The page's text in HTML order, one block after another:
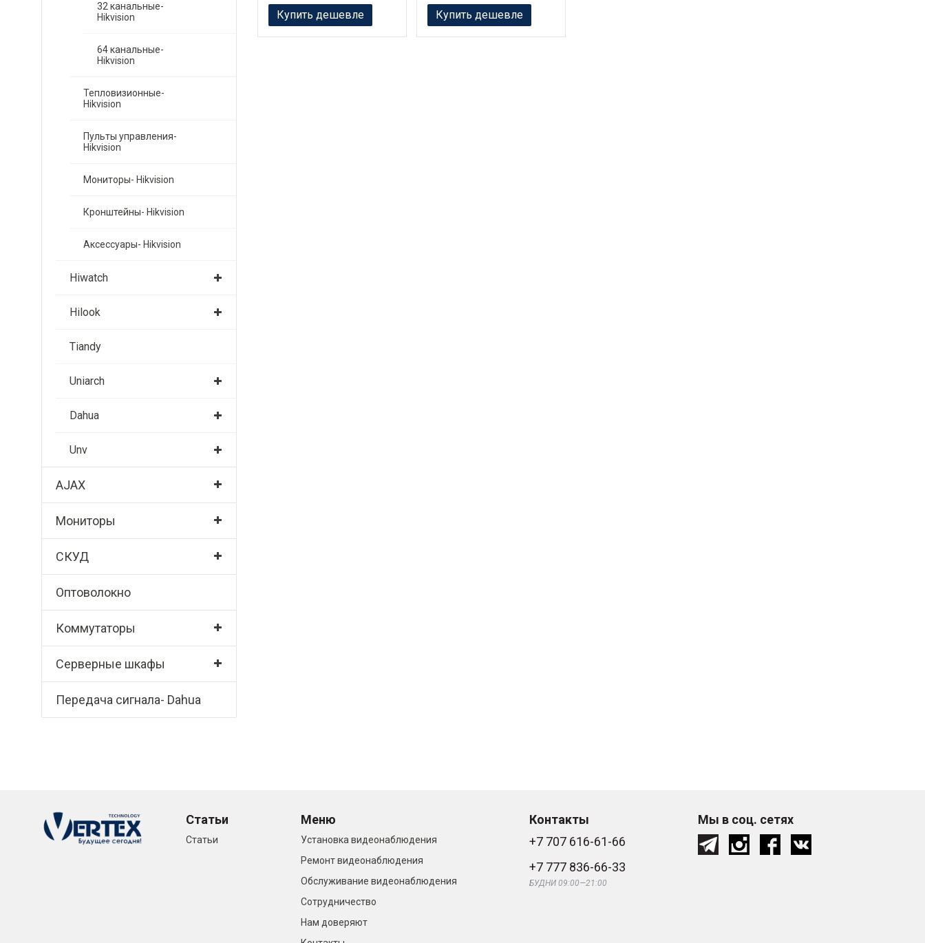
32 канальные-
Hikvision
64 канальные-
Hikvision
Тепловизионные-
Hikvision
Пульты управления-
Hikvision
Мониторы- Hikvision
Кронштейны- Hikvision
Аксессуары- Hikvision
Hiwatch
Hilook
Tiandy
Uniarch
Dahua
Unv
AJAX
Мониторы
СКУД
Оптоволокно
Коммутаторы
Серверные шкафы
Передача сигнала- Dahua
Купить дешевле Купить дешевле
Статьи
Статьи
Меню
Установка видеонаблюдения
Ремонт видеонаблюдения
Обслуживание видеонаблюдения
Сотрудничество
Нам доверяют
Контакты
+7 707 616-61-66
+7 777 836-66-33
БУДНИ 09:00—21:00
Мы в соц. сетях